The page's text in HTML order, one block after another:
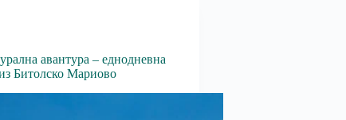
авантура – еднодневна
Битолско Мариово